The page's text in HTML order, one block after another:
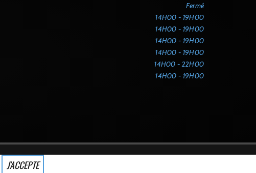
Fermé
14H00 - 19H00
14H00 - 19H00
14H00 - 19H00
14H00 - 19H00
14H00 - 22H00
14H00 - 19H00
J'ACCEPTE